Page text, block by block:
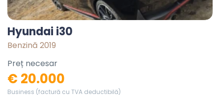
Hyundai i30
Benzină 2019
Preț necesar
€ 20.000
Business (factură cu TVA deductibilă)